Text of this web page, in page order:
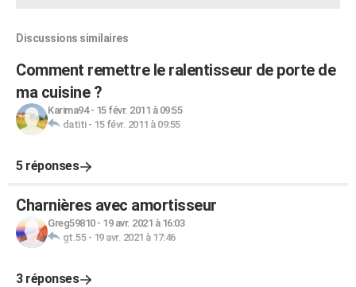
Discussions similaires
Comment remettre le ralentisseur de porte de
ma cuisine ?
Karima94- 15 févr. 2011 à 09:55
datiti- 15 févr. 2011 à 09:55
5 réponses
Charnières avec amortisseur
Greg59810- 19 avr. 2021 à 16:03
gt.55- 19 avr. 2021 à 17:46
3 réponses